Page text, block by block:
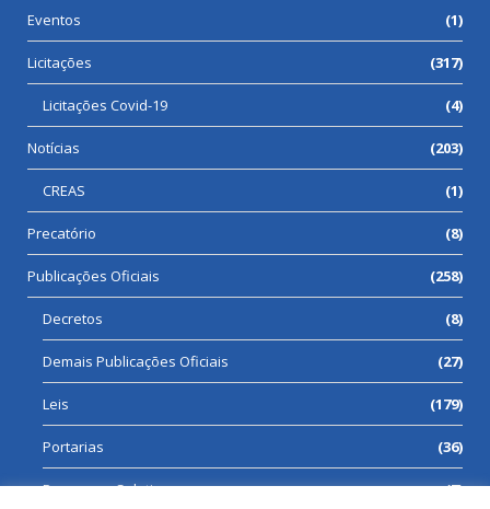
Eventos (1)
Licitações (317)
Licitações Covid-19 (4)
Notícias (203)
CREAS (1)
Precatório (8)
Publicações Oficiais (258)
Decretos (8)
Demais Publicações Oficiais (27)
Leis (179)
Portarias (36)
Processos Seletivos (7)